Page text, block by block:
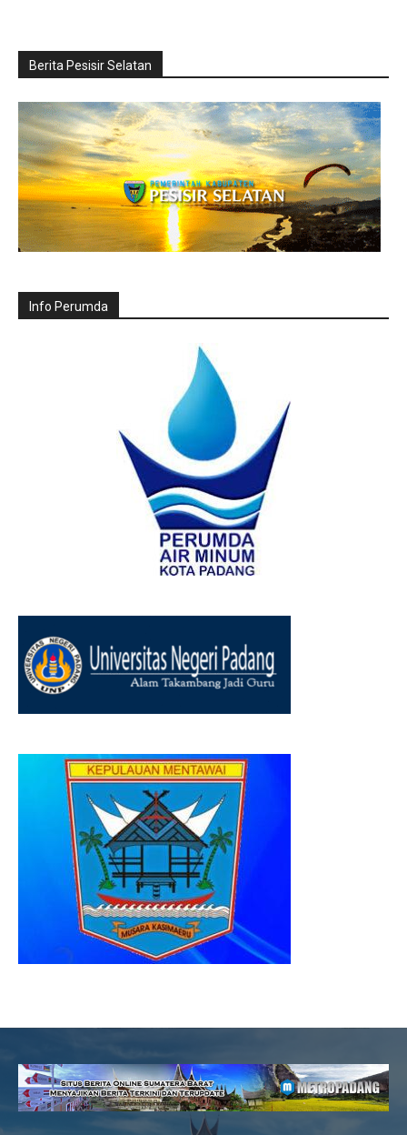
Berita Pesisir Selatan
Info Perumda